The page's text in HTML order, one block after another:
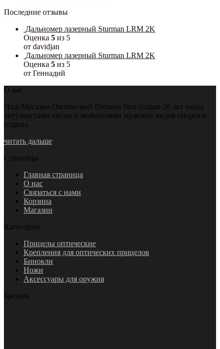
Последние отзывы
Дальномер лазерный Sturman LRM 2K
Оценка 5 из 5
от davidjan
Дальномер лазерный Sturman LRM 2K
Оценка 5 из 5
от Геннадий
О нас
Наш Магазин Охотничьей Оптики был создан 20 лет назад
энтузиастами охоты и любителями мужских видов спорта и
отдыха.
читать дальше
Страницы
Главная страница
О нас
Связаться с нами
Корзина
Магазин
Категории
Прицелы оптические
Крепления для оптических прицелов
Бинокли
Ножи
Аксессуары для оружия
Бренды